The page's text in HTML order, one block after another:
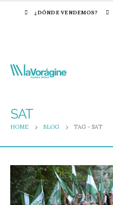
¿DÓNDE VENDEMOS?
SAT
HOME BLOG TAG - SAT